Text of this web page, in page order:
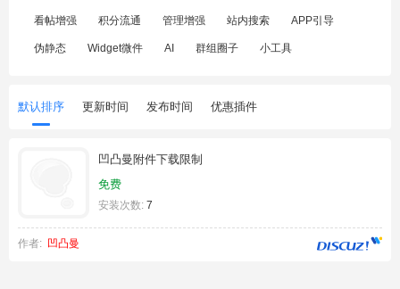
看帖增强 积分流通 管理增强 站内搜索 APP引导
伪静态 Widget微件 AI 群组圈子 小工具
默认排序 更新时间 发布时间 优惠插件
凹凸曼附件下载限制
免费
安装次数: 7
作者: 凹凸曼